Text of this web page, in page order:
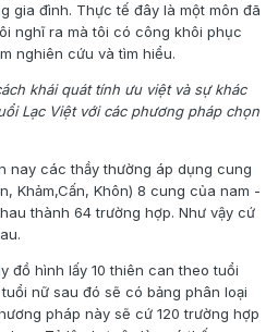
gia đình. Thực tế đây là một môn đã
nghĩ ra mà tôi có công khôi phục
nghiên cứu và tìm hiểu.
khái quát tính ưu việt và sự khác
Lạc Việt với các phương pháp chọn
nay các thầy thường áp dụng cung
Khảm,Cấn, Khôn) 8 cung của nam -
thành 64 trường hợp. Như vậy cứ
đồ hình lấy 10 thiên can theo tuổi
nữ sau đó sẽ có bảng phân loại
pháp này sẽ cứ 120 trường hợp